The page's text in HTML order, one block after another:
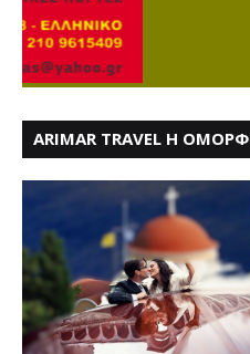
ARIMAR TRAVEL Η